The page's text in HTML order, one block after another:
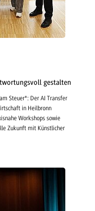
gestalten
Steuer": Der AI Transfer
in Heilbronn
Workshops sowie
Zukunft mit Künstlicher